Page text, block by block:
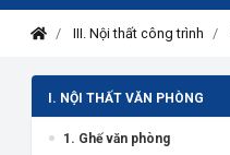
III. Nội thất công trình
I. NỘI THẤT VĂN PHÒNG
1. Ghế văn phòng